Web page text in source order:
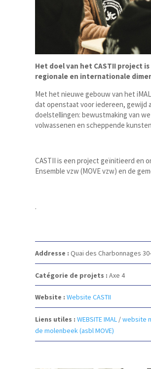
Het doel van het CASTII project
regionale en internationale
Met het nieuwe gebouw van het
dat openstaat voor iedereen, gewijd
doelstellingen: bewustmaking van
volwassenen en scheppende
CASTII is een project geïnitieerd en
Ensemble vzw (MOVE vzw) en de
.
Addresse : Quai des Charbonnages
Catégorie de projets : Axe 4
Website : Website CASTII
Liens utiles : WEBSITE IMAL/website
de molenbeek (asbl MOVE)